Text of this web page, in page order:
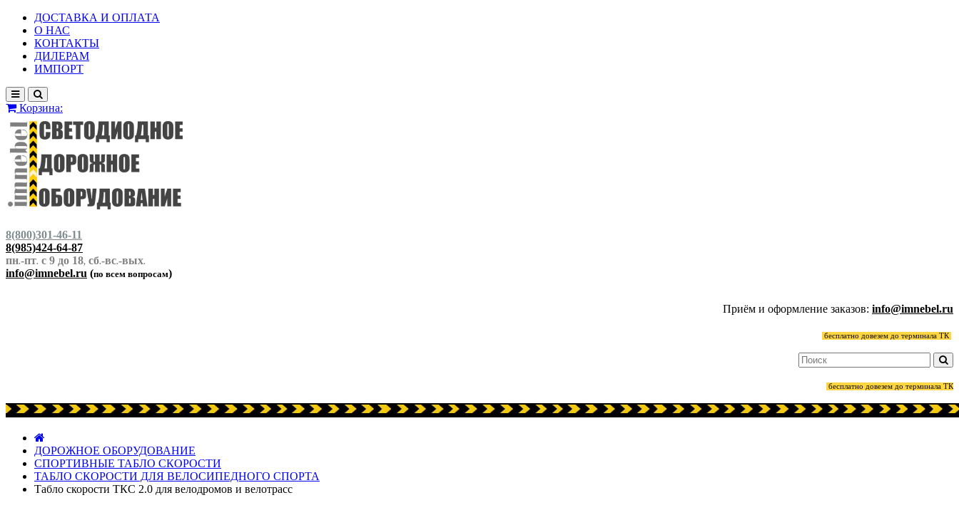
ДОСТАВКА И ОПЛАТА
О НАС
КОНТАКТЫ
ДИЛЕРАМ
ИМПОРТ
Корзина:
8(800)301-46-11
8(985)424-64-87
пн.-пт. с 9 до 18, сб.-вс.-вых.
info@imnebel.ru (по всем вопросам)
Приём и оформление заказов: info@imnebel.ru
бесплатно довезем до терминала ТК
бесплатно довезем до терминала ТК
ДОРОЖНОЕ ОБОРУДОВАНИЕ
СПОРТИВНЫЕ ТАБЛО СКОРОСТИ
ТАБЛО СКОРОСТИ ДЛЯ ВЕЛОСИПЕДНОГО СПОРТА
Табло скорости ТКС 2.0 для велодромов и велотрасс